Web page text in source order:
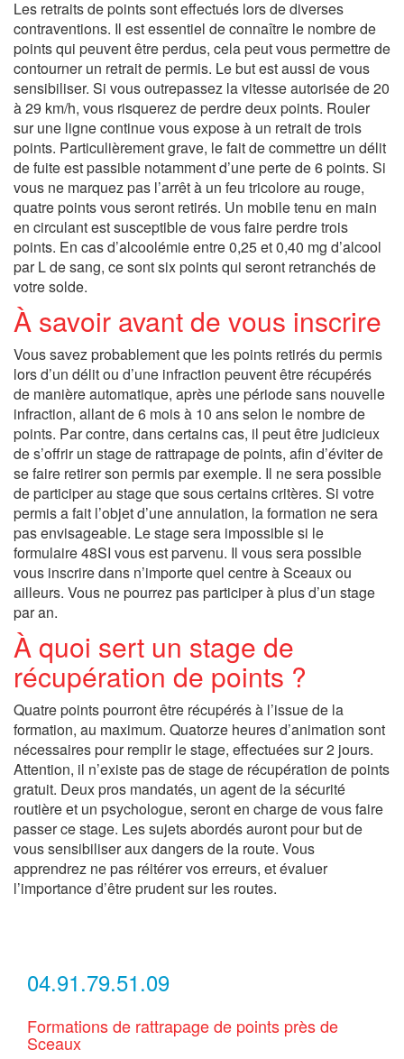
Les retraits de points sont effectués lors de diverses
contraventions. Il est essentiel de connaître le nombre de
points qui peuvent être perdus, cela peut vous permettre de
contourner un retrait de permis. Le but est aussi de vous
sensibiliser. Si vous outrepassez la vitesse autorisée de 20
à 29 km/h, vous risquerez de perdre deux points. Rouler
sur une ligne continue vous expose à un retrait de trois
points. Particulièrement grave, le fait de commettre un délit
de fuite est passible notamment d’une perte de 6 points. Si
vous ne marquez pas l’arrêt à un feu tricolore au rouge,
quatre points vous seront retirés. Un mobile tenu en main
en circulant est susceptible de vous faire perdre trois
points. En cas d’alcoolémie entre 0,25 et 0,40 mg d’alcool
par L de sang, ce sont six points qui seront retranchés de
votre solde.
À savoir avant de vous inscrire
Vous savez probablement que les points retirés du permis
lors d’un délit ou d’une infraction peuvent être récupérés
de manière automatique, après une période sans nouvelle
infraction, allant de 6 mois à 10 ans selon le nombre de
points. Par contre, dans certains cas, il peut être judicieux
de s’offrir un stage de rattrapage de points, afin d’éviter de
se faire retirer son permis par exemple. Il ne sera possible
de participer au stage que sous certains critères. Si votre
permis a fait l’objet d’une annulation, la formation ne sera
pas envisageable. Le stage sera impossible si le
formulaire 48SI vous est parvenu. Il vous sera possible
vous inscrire dans n’importe quel centre à Sceaux ou
ailleurs. Vous ne pourrez pas participer à plus d’un stage
par an.
À quoi sert un stage de
récupération de points ?
Quatre points pourront être récupérés à l’issue de la
formation, au maximum. Quatorze heures d’animation sont
nécessaires pour remplir le stage, effectuées sur 2 jours.
Attention, il n’existe pas de stage de récupération de points
gratuit. Deux pros mandatés, un agent de la sécurité
routière et un psychologue, seront en charge de vous faire
passer ce stage. Les sujets abordés auront pour but de
vous sensibiliser aux dangers de la route. Vous
apprendrez ne pas réitérer vos erreurs, et évaluer
l’importance d’être prudent sur les routes.
04.91.79.51.09
Formations de rattrapage de points près de
Sceaux